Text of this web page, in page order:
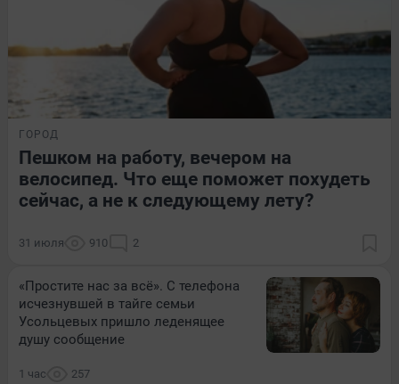
ГОРОД
Пешком на работу, вечером на
велосипед. Что еще поможет похудеть
сейчас, а не к следующему лету?
31 июля 910 2
«Простите нас за всё». С телефона
исчезнувшей в тайге семьи
Усольцевых пришло леденящее
душу сообщение
1 час 257